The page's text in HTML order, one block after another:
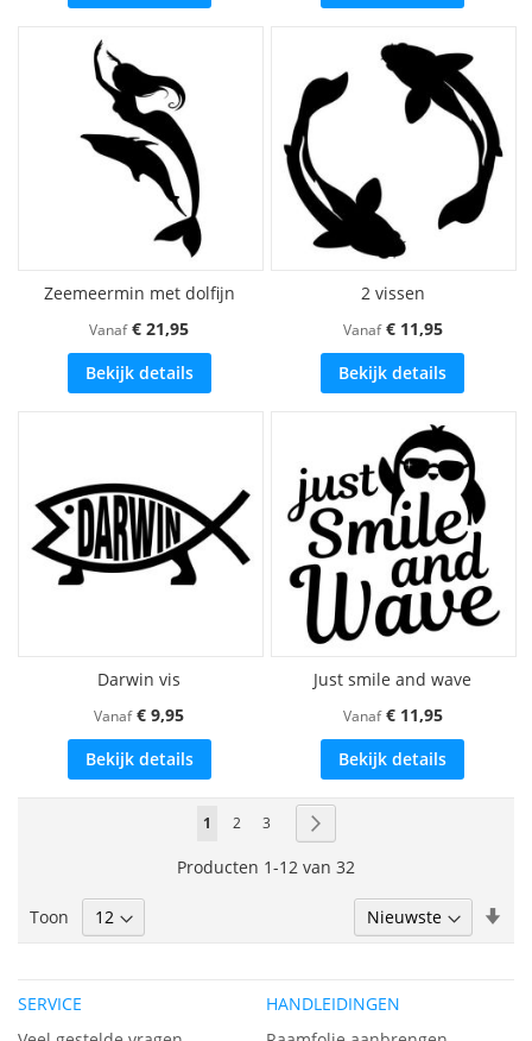
Zeemeermin met dolfijn
Vanaf € 21,95
Bekijk details
2 vissen
Vanaf € 11,95
Bekijk details
Darwin vis
Vanaf € 9,95
Bekijk details
Just smile and wave
Vanaf € 11,95
Bekijk details
Pagina
U
lees
1 Pagina
2 Pagina
3
Producten 1-12 van 32
Toon
SERVICE
HANDLEIDINGEN